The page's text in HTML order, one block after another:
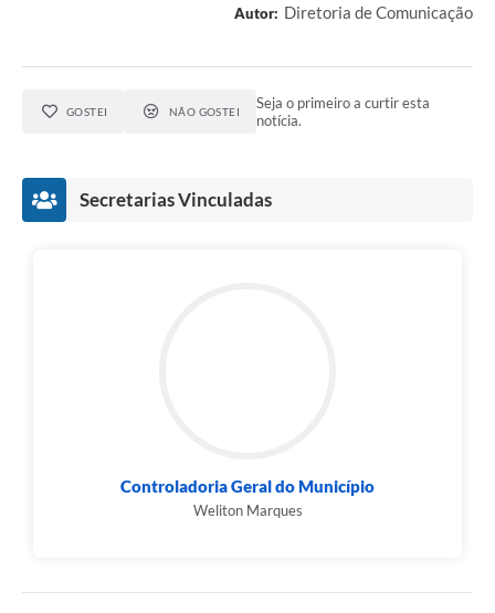
Autor: Diretoria de Comunicação
GOSTEI NÃO GOSTEI
Seja o primeiro a curtir esta
notícia.
Secretarias Vinculadas
Controladoria Geral do Município
Weliton Marques